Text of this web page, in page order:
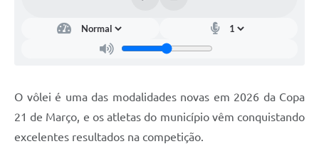
O vôlei é uma das modalidades novas em 2026 da Copa
21 de Março, e os atletas do município vêm conquistando
excelentes resultados na competição.